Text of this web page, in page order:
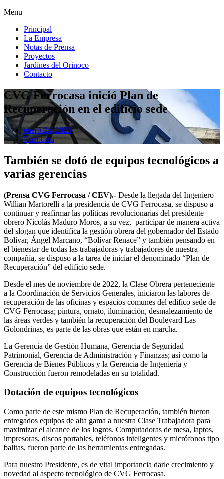
Menu
Principal
La Empresa
Notas de Prensa
Proyectos
Jardínes del Orinoco
Contacto
CVG Ferrocasa inició Plan de
Recuperación en el edificio sede
enero 24, 2023
Ferrocasa
También se dotó de equipos tecnológicos a
varias gerencias
(Prensa CVG Ferrocasa / CEV).- Desde la llegada del Ingeniero
Willian Martorelli a la presidencia de CVG Ferrocasa, se dispuso a
continuar y reafirmar las políticas revolucionarias del presidente
obrero Nicolás Maduro Moros, a su vez, participar de manera activa
del slogan que identifica la gestión obrera del gobernador del Estado
Bolívar, Ángel Marcano, “Bolívar Renace” y también pensando en
el bienestar de todas las trabajadoras y trabajadores de nuestra
compañía, se dispuso a la tarea de iniciar el denominado “Plan de
Recuperación” del edificio sede.
Desde el mes de noviembre de 2022, la Clase Obrera perteneciente
a la Coordinación de Servicios Generales, iniciaron las labores de
recuperación de las oficinas y espacios comunes del edifico sede de
CVG Ferrocasa; pintura, ornato, iluminación, desmalezamiento de
las áreas verdes y también la recuperación del Boulevard Las
Golondrinas, es parte de las obras que están en marcha.
La Gerencia de Gestión Humana, Gerencia de Seguridad
Patrimonial, Gerencia de Administración y Finanzas; así como la
Gerencia de Bienes Públicos y la Gerencia de Ingeniería y
Construcción fueron remodeladas en su totalidad.
Dotación de equipos tecnológicos
Como parte de este mismo Plan de Recuperación, también fueron
entregados equipos de alta gama a nuestra Clase Trabajadora para
maximizar el alcance de los logros. Computadoras de mesa, laptos,
impresoras, discos portables, teléfonos inteligentes y micrófonos tipo
balitas, fueron parte de las herramientas entregadas.
Para nuestro Presidente, es de vital importancia darle crecimiento y
novedad al aspecto tecnológico de CVG Ferrocasa.